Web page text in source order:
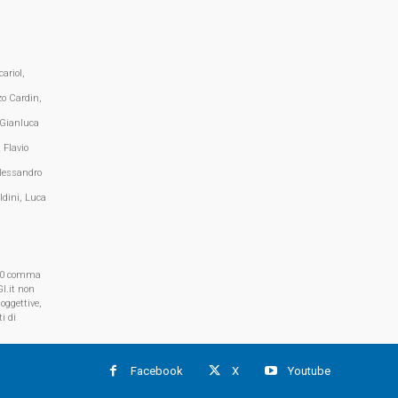
Cardin,
Flavio
Luca
comma
non
di
Facebook X Youtube